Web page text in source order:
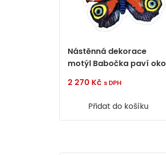
Nástěnná dekorace
motýl Babočka paví oko
2 270 Kč s DPH
Přidat do košíku